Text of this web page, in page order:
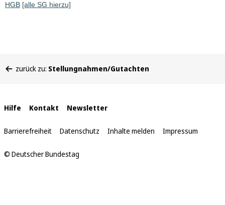
HGB [alle SG hierzu]
befinden
zurück zu: Stellungnahmen/Gutachten
Interne
Links
Hilfe Kontakt Newsletter
Barrierefreiheit Datenschutz Inhalte melden Impressum
© Deutscher Bundestag